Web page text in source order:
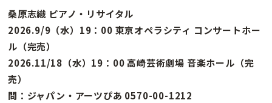
桑原志織 ピアノ・リサイタル
2026.9/9（水）19：00 東京オペラシティ コンサートホー
ル（完売）
2026.11/18（水）19：00 高崎芸術劇場 音楽ホール（完
売）
問：ジャパン・アーツぴあ 0570-00-1212